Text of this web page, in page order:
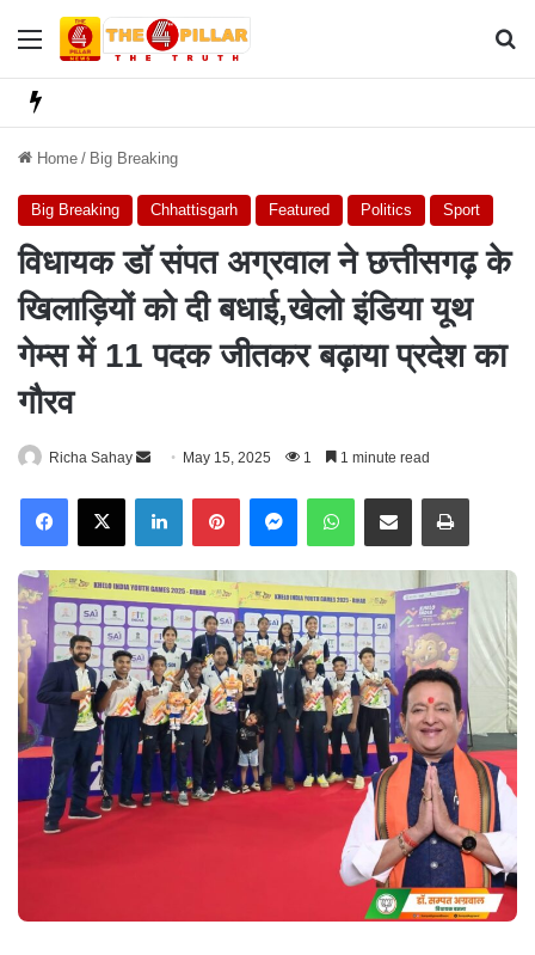
Menu
Home / Big Breaking
Big Breaking Chhattisgarh Featured Politics Sport
विधायक डॉ संपत अग्रवाल ने छत्तीसगढ़ के
खिलाड़ियों को दी बधाई,खेलो इंडिया यूथ
गेम्स में 11 पदक जीतकर बढ़ाया प्रदेश का
गौरव
Richa Sahay
n
d
a
n
e
m
a
i
May 15, 2025 1 1 minute read
X